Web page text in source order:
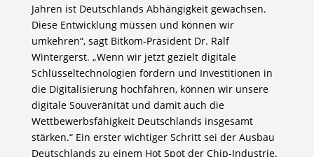
Jahren ist Deutschlands Abhängigkeit gewachsen.
Diese Entwicklung müssen und können wir
umkehren“, sagt Bitkom-Präsident Dr. Ralf
Wintergerst. „Wenn wir jetzt gezielt digitale
Schlüsseltechnologien fördern und Investitionen in
die Digitalisierung hochfahren, können wir unsere
digitale Souveränität und damit auch die
Wettbewerbsfähigkeit Deutschlands insgesamt
stärken.“ Ein erster wichtiger Schritt sei der Ausbau
Deutschlands zu einem Hot Spot der Chip-Industrie.